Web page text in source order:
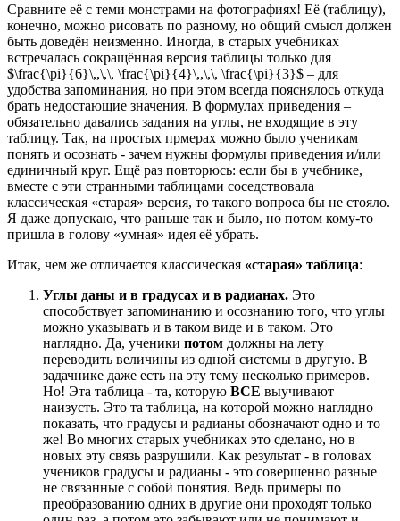
Сравните её с теми монстрами на фотографиях! Её (таблицу),
конечно, можно рисовать по разному, но общий смысл должен
быть доведён неизменно. Иногда, в старых учебниках
встречалась сокращённая версия таблицы только для
$\frac{\pi}{6}\,,\,\, \frac{\pi}{4}\,,\,\, \frac{\pi}{3}$ – для
удобства запоминания, но при этом всегда пояснялось откуда
брать недостающие значения. В формулах приведения –
обязательно давались задания на углы, не входящие в эту
таблицу. Так, на простых прмерах можно было ученикам
понять и осознать - зачем нужны формулы приведения и/или
единичный круг. Ещё раз повторюсь: если бы в учебнике,
вместе с эти странными таблицами соседствовала
классическая «старая» версия, то такого вопроса бы не стояло.
Я даже допускаю, что раньше так и было, но потом кому-то
пришла в голову «умная» идея её убрать.
Итак, чем же отличается классическая «старая» таблица:
Углы даны и в градусах и в радианах. Это
способствует запоминанию и осознанию того, что углы
можно указывать и в таком виде и в таком. Это
наглядно. Да, ученики потом должны на лету
переводить величины из одной системы в другую. В
задачнике даже есть на эту тему несколько примеров.
Но! Эта таблица - та, которую ВСЕ выучивают
наизусть. Это та таблица, на которой можно наглядно
показать, что градусы и радианы обозначают одно и то
же! Во многих старых учебниках это сделано, но в
новых эту связь разрушили. Как результат - в головах
учеников градусы и радианы - это совершенно разные
не связанные с собой понятия. Ведь примеры по
преобразованию одних в другие они проходят только